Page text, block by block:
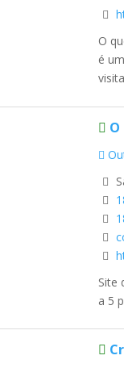
O
é
Site
a 5